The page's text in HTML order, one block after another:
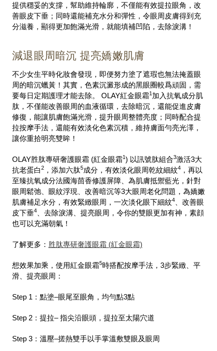
提供穩妥的支撐，幫助維持輪廓，不僅能有效提拉眼角，改
善眼皮下垂；同時還能補充水分和彈性，令眼周皮膚得到充
分滋養，顯得更加飽滿光滑，就能填補凹陷，去除淚溝！
減退眼周暗沉 提亮嬌嫩肌膚
不少女生平時化妝會發現，即便努力塗了遮瑕也無法掩蓋眼
周的暗沉蠟黃！其實，色素沉澱形成的黑眼圈較爲頑固，需
要每日定期護理才能去除。 OLAY紅金眼霜1 加入抗氧成分肌
肽，不僅能改善眼周的血液循環，去除暗沉，還能促進皮膚
修復，能讓肌膚飽滿光滑，提升眼周整體亮度；同時配合提
拉按摩手法，還能有效淡化色素沉積，維持膚面勻亮光澤，
讓你重拾明亮雙眸！
OLAY胜肽專研奢護眼霜 (紅金眼霜1) 以訊號肽組合3激活3大
抗老蛋白2 ，添加六肽5成分，有效淡化眼周乾紋細紋4 ，再以
至臻抗氧成分法國海茴香修護屏障、為肌膚抵禦藍光，針對
眼周鬆弛、眼紋浮現、改善暗沉等3大眼周老化問題，為嬌嫩
肌膚補足水分，有效緊緻眼周，一次淡化眼下細紋4
、改善眼
皮下垂4
、去除淚溝、提亮眼周，令你的雙眼更加有神，素顔
也可以充滿朝氣！
了解更多： 胜肽專研奢護眼霜 (紅金眼霜)
想效果加乘，使用紅金眼霜5時搭配按摩手法，3步緊緻、平
滑、提亮眼周：
Step 1：點塗–眼尾至眼角，均勻點3點
Step 2：提拉– 指尖沿眼頭，提拉至太陽穴道
Step 3：溫壓–搓熱雙手以手掌溫敷雙眼及眼周